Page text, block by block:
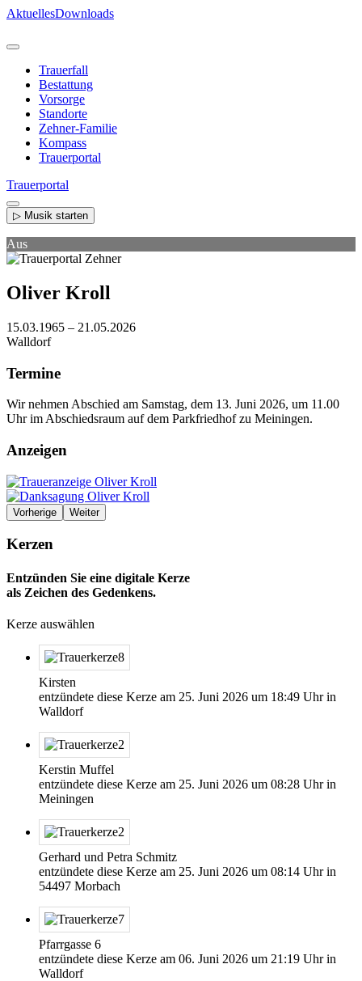
Direkt
Inhalt
AktuellesDownloads
Trauerfall
Bestattung
Vorsorge
Standorte
Zehner-Familie
Kompass
Trauerportal
Trauerportal
▷ Musik starten
Aus
Oliver Kroll
15.03.1965 – 21.05.2026
Walldorf
Termine
Wir nehmen Abschied am Samstag, dem 13. Juni 2026, um 11.00
Uhr im Abschiedsraum auf dem Parkfriedhof zu Meiningen.
Anzeigen
Vorherige Weiter
Kerzen
Entzünden Sie eine digitale Kerze
als Zeichen des Gedenkens.
Kerze auswählen
Kirsten
entzündete diese Kerze am 25. Juni 2026 um 18:49 Uhr in
Walldorf
Kerstin Muffel
entzündete diese Kerze am 25. Juni 2026 um 08:28 Uhr in
Meiningen
Gerhard und Petra Schmitz
entzündete diese Kerze am 25. Juni 2026 um 08:14 Uhr in
54497 Morbach
Pfarrgasse 6
entzündete diese Kerze am 06. Juni 2026 um 21:19 Uhr in
Walldorf